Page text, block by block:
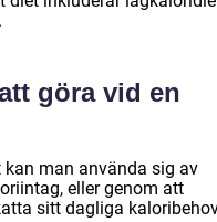
göra vid en
man använda sig av
eller genom att
sitt dagliga